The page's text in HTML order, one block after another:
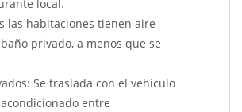
local.
las habitaciones tienen aire
privado, a menos que se
Se traslada con el vehículo
entre